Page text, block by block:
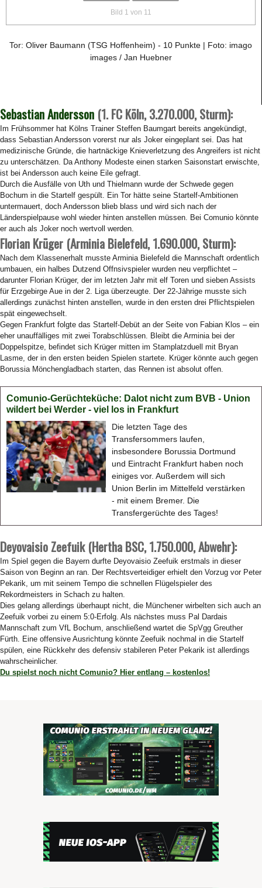
Bild 1 von 11
Tor: Oliver Baumann (TSG Hoffenheim) - 10 Punkte | Foto: imago
images / Jan Huebner
Sebastian Andersson (1. FC Köln,3.270.000, Sturm):
Im Frühsommer hat Kölns Trainer Steffen Baumgart bereits angekündigt,
dass Sebastian Andersson vorerst nur als Joker eingeplant sei. Das hat
medizinische Gründe, die hartnäckige Knieverletzung des Angreifers ist nicht
zu unterschätzen. Da Anthony Modeste einen starken Saisonstart erwischte,
ist bei Andersson auch keine Eile gefragt.
Durch die Ausfälle von Uth und Thielmann wurde der Schwede gegen
Bochum in die Startelf gespült. Ein Tor hätte seine Startelf-Ambitionen
untermauert, doch Andersson blieb blass und wird sich nach der
Länderspielpause wohl wieder hinten anstellen müssen. Bei Comunio könnte
er auch als Joker noch wertvoll werden.
Florian Krüger (Arminia Bielefeld, 1.690.000, Sturm):
Nach dem Klassenerhalt musste Arminia Bielefeld die Mannschaft ordentlich
umbauen, ein halbes Dutzend Offnsivspieler wurden neu verpflichtet –
darunter Florian Krüger, der im letzten Jahr mit elf Toren und sieben Assists
für Erzgebirge Aue in der 2. Liga überzeugte. Der 22-Jährige musste sich
allerdings zunächst hinten anstellen, wurde in den ersten drei Pflichtspielen
spät eingewechselt.
Gegen Frankfurt folgte das Startelf-Debüt an der Seite von Fabian Klos – ein
eher unauffälliges mit zwei Torabschlüssen. Bleibt die Arminia bei der
Doppelspitze, befindet sich Krüger mitten im Stamplatzduell mit Bryan
Lasme, der in den ersten beiden Spielen startete. Krüger könnte auch gegen
Borussia Mönchengladbach starten, das Rennen ist absolut offen.
Comunio-Gerüchteküche: Dalot nicht zum BVB - Union
wildert bei Werder - viel los in Frankfurt
Die letzten Tage des
Transfersommers laufen,
insbesondere Borussia Dortmund
und Eintracht Frankfurt haben noch
einiges vor. Außerdem will sich
Union Berlin im Mittelfeld verstärken
- mit einem Bremer. Die
Transfergerüchte des Tages!
Deyovaisio Zeefuik (Hertha BSC,1.750.000, Abwehr):
Im Spiel gegen die Bayern durfte Deyovaisio Zeefuik erstmals in dieser
Saison von Beginn an ran. Der Rechtsverteidiger erhielt den Vorzug vor Peter
Pekarik, um mit seinem Tempo die schnellen Flügelspieler des
Rekordmeisters in Schach zu halten.
Dies gelang allerdings überhaupt nicht, die Münchener wirbelten sich auch an
Zeefuik vorbei zu einem 5:0-Erfolg. Als nächstes muss Pal Dardais
Mannschaft zum VfL Bochum, anschließend wartet die SpVgg Greuther
Fürth. Eine offensive Ausrichtung könnte Zeefuik nochmal in die Startelf
spülen, eine Rückkehr des defensiv stabileren Peter Pekarik ist allerdings
wahrscheinlicher.
Du spielst noch nicht Comunio? Hier entlang – kostenlos!